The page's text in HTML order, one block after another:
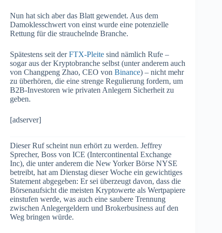
Nun hat sich aber das Blatt gewendet. Aus dem
Damoklesschwert von einst wurde eine potenzielle
Rettung für die strauchelnde Branche.
Spätestens seit derFTX-Pleite sind nämlich Rufe –
sogar aus der Kryptobranche selbst (unter anderem auch
von Changpeng Zhao, CEO von Binance) – nicht mehr
zu überhören, die eine strenge Regulierung fordern, um
B2B-Investoren wie privaten Anlegern Sicherheit zu
geben.
[adserver]
Dieser Ruf scheint nun erhört zu werden. Jeffrey
Sprecher, Boss von ICE (Intercontinental Exchange
Inc), die unter anderem die New Yorker Börse NYSE
betreibt, hat am Dienstag dieser Woche ein gewichtiges
Statement abgegeben: Er sei überzeugt davon, dass die
Börsenaufsicht die meisten Kryptowerte als Wertpapiere
einstufen werde, was auch eine saubere Trennung
zwischen Anlegergeldern und Brokerbusiness auf den
Weg bringen würde.